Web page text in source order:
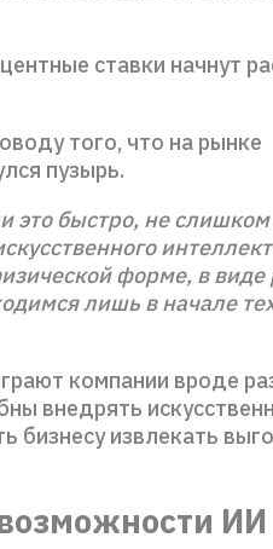
ставки начнут
того, что на рынке
пузырь.
это быстро, не
форме, в виде
лишь в начале
компании вроде
внедрять
бизнесу извлекать
ИИ